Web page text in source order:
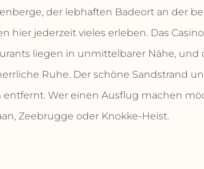
der lebhaften Badeort an der
hier jederzeit vieles erleben. Das
liegen in unmittelbarer Nähe,
Ruhe. Der schöne Sandstrand
entfernt. Wer einen Ausflug machen
Zeebrugge oder Knokke-Heist.